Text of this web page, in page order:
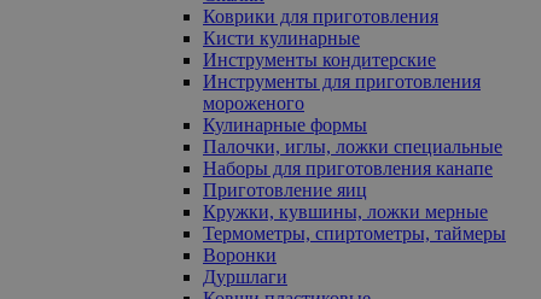
Коврики для приготовления
Кисти кулинарные
Инструменты кондитерские
Инструменты для приготовления
мороженого
Кулинарные формы
Палочки, иглы, ложки специальные
Наборы для приготовления канапе
Приготовление яиц
Кружки, кувшины, ложки мерные
Термометры, спиртометры, таймеры
Воронки
Дуршлаги